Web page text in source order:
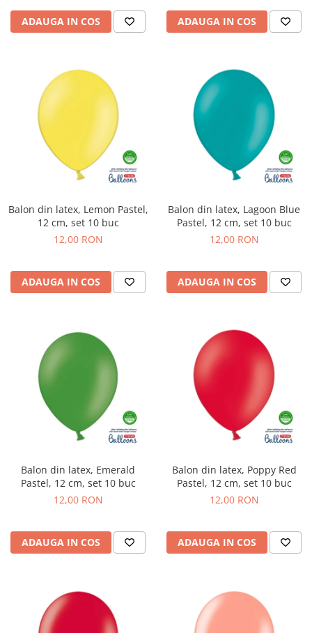
ADAUGA IN COS ADAUGA IN COS
Balon din latex, Lemon Pastel,
12 cm, set 10 buc
12,00 RON
ADAUGA IN COS
Balon din latex, Lagoon Blue
Pastel, 12 cm, set 10 buc
12,00 RON
ADAUGA IN COS
Balon din latex, Emerald
Pastel, 12 cm, set 10 buc
12,00 RON
ADAUGA IN COS
Balon din latex, Poppy Red
Pastel, 12 cm, set 10 buc
12,00 RON
ADAUGA IN COS